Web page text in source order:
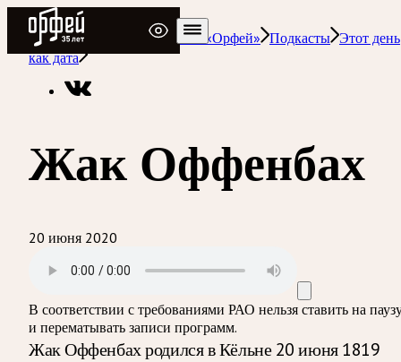
Радио Орфей
Радио классической музыки «Орфей» Подкасты Этот день
как дата
Жак Оффенбах
20 июня 2020
В соответствии с требованиями РАО нельзя ставить на
и перематывать записи программ.
Жак Оффенбах родился в Кёльне 20 июня 1819